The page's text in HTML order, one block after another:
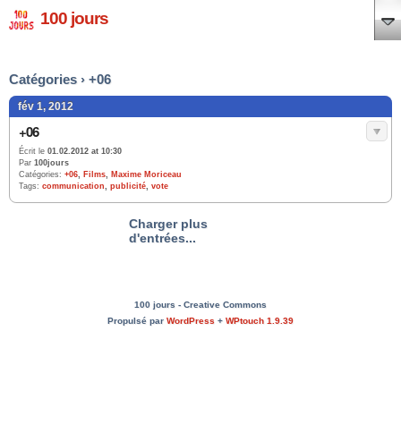
100 jours
Catégories › +06
fév 1, 2012
+06
Écrit le 01.02.2012 at 10:30
Par 100jours
Catégories: +06, Films, Maxime Moriceau
Tags: communication, publicité, vote
Charger plus
d'entrées...
100 jours - Creative Commons
Propulsé par WordPress + WPtouch 1.9.39